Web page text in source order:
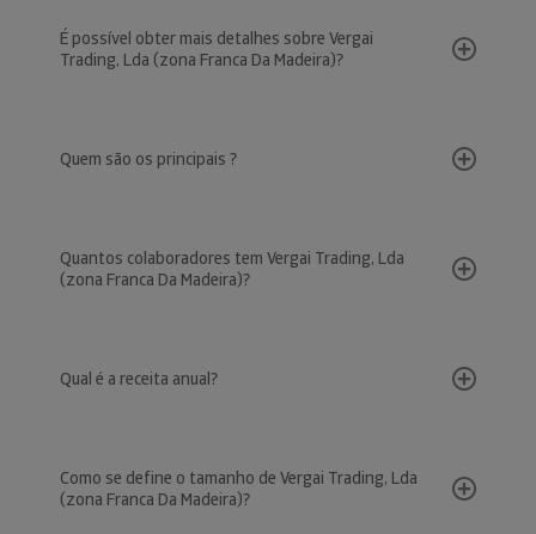
É possível obter mais detalhes sobre Vergai
Trading, Lda (zona Franca Da Madeira)?
Quem são os principais ?
Quantos colaboradores tem Vergai Trading, Lda
(zona Franca Da Madeira)?
Qual é a receita anual?
Como se define o tamanho de Vergai Trading, Lda
(zona Franca Da Madeira)?